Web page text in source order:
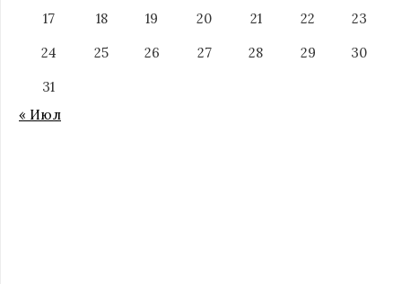
17
18 19 20 21 22
23
24
25 26 27 28 29
30
31
« Июл